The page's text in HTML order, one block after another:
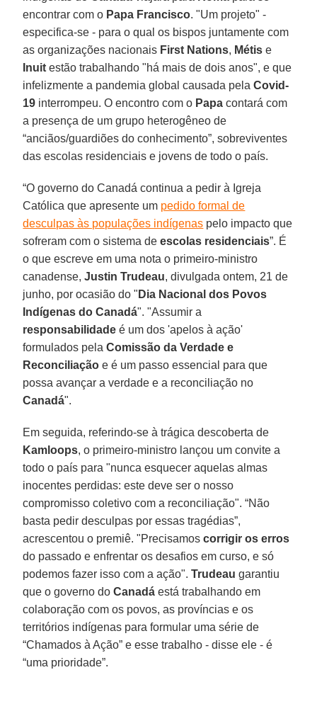
encontrar com o Papa Francisco. "Um projeto" -
especifica-se - para o qual os bispos juntamente com
as organizações nacionais First Nations, Métis e
Inuit estão trabalhando "há mais de dois anos", e que
infelizmente a pandemia global causada pelaCovid-
19 interrompeu. O encontro com o Papa contará com
a presença de um grupo heterogêneo de
“anciãos/guardiões do conhecimento”, sobreviventes
das escolas residenciais e jovens de todo o país.
“O governo do Canadá continua a pedir à Igreja
Católica que apresente um pedido formal de
desculpas às populações indígenas pelo impacto que
sofreram com o sistema deescolas residenciais”. É
o que escreve em uma nota o primeiro-ministro
canadense,Justin Trudeau, divulgada ontem, 21 de
junho, por ocasião do " Dia Nacional dos Povos
Indígenas do Canadá". "Assumir a
responsabilidade é um dos 'apelos à ação'
formulados pelaComissão da Verdade e
Reconciliação e é um passo essencial para que
possa avançar a verdade e a reconciliação no
Canadá".
Em seguida, referindo-se à trágica descoberta de
Kamloops, o primeiro-ministro lançou um convite a
todo o país para "nunca esquecer aquelas almas
inocentes perdidas: este deve ser o nosso
compromisso coletivo com a reconciliação". “Não
basta pedir desculpas por essas tragédias”,
acrescentou o premiê. "Precisamoscorrigir os erros
do passado e enfrentar os desafios em curso, e só
podemos fazer isso com a ação".Trudeau garantiu
que o governo doCanadá está trabalhando em
colaboração com os povos, as províncias e os
territórios indígenas para formular uma série de
“Chamados à Ação” e esse trabalho - disse ele - é
“uma prioridade”.